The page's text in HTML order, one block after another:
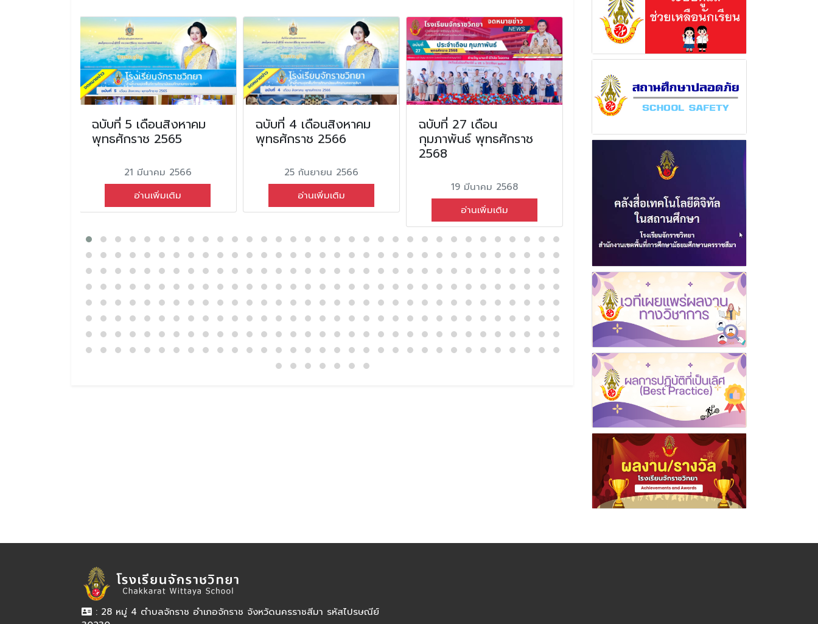
ฉบับที่ 5 เดือนสิงหาคม
พุทธศักราช 2565
21 มีนาคม 2566
อ่านเพิ่มเติม
ฉบับที่ 4 เดือนสิงหาคม
พุทธศักราช 2566
25 กันยายน 2566
อ่านเพิ่มเติม
ฉบับที่ 27 เดือน
กุมภาพันธ์ พุทธศักราช
2568
19 มีนาคม 2568
อ่านเพิ่มเติม
พุทธศักราช 2568
1 เมษายน 2568
อ่านเพิ่มเติม
พุทธศักราช
: 28 หมู่ 4 ตำบลจักราช อำเภอจักราช จังหวัดนครราชสีมา รหัสไปรษณีย์